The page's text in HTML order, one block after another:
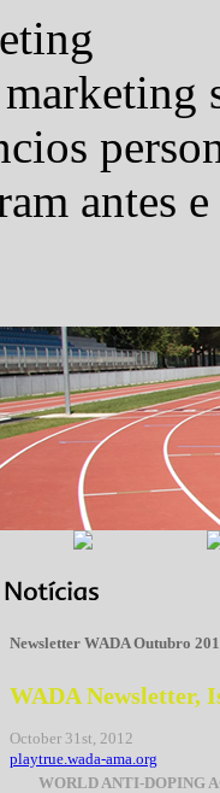
antes
Newsletter WADA Outubro
WADA Newsletter,
October 31st, 2012
playtrue.wada-ama.org
WORLD ANTI-DOPING